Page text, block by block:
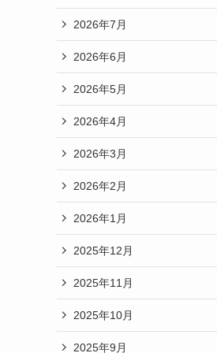
2026年7月
2026年6月
2026年5月
2026年4月
2026年3月
2026年2月
2026年1月
2025年12月
2025年11月
2025年10月
2025年9月